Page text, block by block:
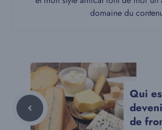
domaine du
Qui
de